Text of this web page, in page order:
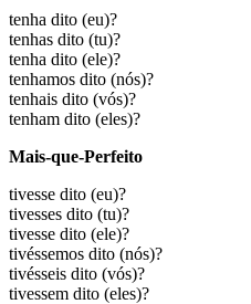
tenha dito (eu)?
tenhas dito (tu)?
tenha dito (ele)?
tenhamos dito (nós)?
tenhais dito (vós)?
tenham dito (eles)?
Mais-que-Perfeito
tivesse dito (eu)?
tivesses dito (tu)?
tivesse dito (ele)?
tivéssemos dito (nós)?
tivésseis dito (vós)?
tivessem dito (eles)?